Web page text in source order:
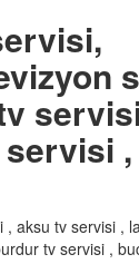
servisi
, aksu tv servisi ,
tv servisi ,